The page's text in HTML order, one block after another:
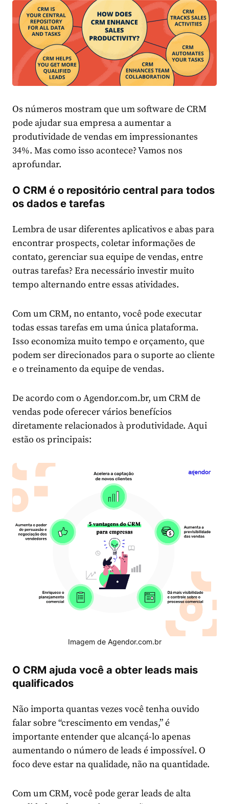
Os números mostram que um software de CRM
pode ajudar sua empresa a aumentar a
produtividade de vendas em impressionantes
34%. Mas como isso acontece? Vamos nos
aprofundar.
O CRM é o repositório central para todos
os dados e tarefas
Lembra de usar diferentes aplicativos e abas para
encontrar prospects, coletar informações de
contato, gerenciar sua equipe de vendas, entre
outras tarefas? Era necessário investir muito
tempo alternando entre essas atividades.
Com um CRM, no entanto, você pode executar
todas essas tarefas em uma única plataforma.
Isso economiza muito tempo e orçamento, que
podem ser direcionados para o suporte ao cliente
e o treinamento da equipe de vendas.
De acordo com o Agendor.com.br, um CRM de
vendas pode oferecer vários benefícios
diretamente relacionados à produtividade. Aqui
estão os principais:
Imagem de Agendor.com.br
O CRM ajuda você a obter leads mais
qualificados
Não importa quantas vezes você tenha ouvido
falar sobre “crescimento em vendas,” é
importante entender que alcançá-lo apenas
aumentando o número de leads é impossível. O
foco deve estar na qualidade, não na quantidade.
Com um CRM, você pode gerar leads de alta